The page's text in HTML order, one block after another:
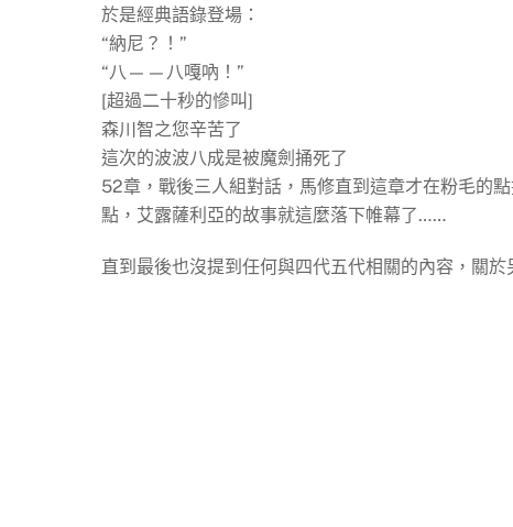
於是經典語錄登場：
“納尼？！”
“八——八嘎吶！”
[超過二十秒的慘叫]
森川智之您辛苦了
這次的波波八成是被魔劍捅死了
52章，戰後三人組對話，馬修直到這章才在粉毛的
點，艾露薩利亞的故事就這麼落下帷幕了……
直到最後也沒提到任何與四代五代相關的內容，關